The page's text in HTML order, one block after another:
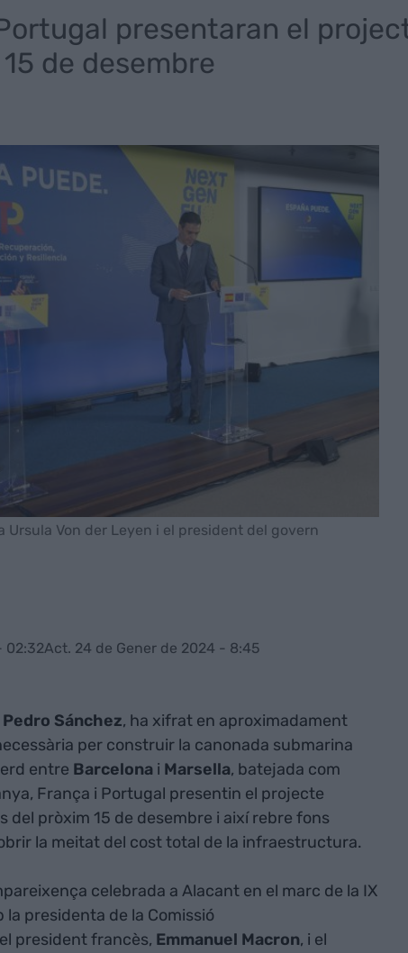
presentaran el
de desembre
Ursula Von der Leyen i el president del govern
02:32Act. 24 de Gener de 2024 - 8:45
Pedro Sánchez, ha xifrat en aproximadament
per construir la canonada submarina
entre Barcelonai Marsella, batejada com
França i Portugal presentin el projecte
del pròxim 15 de desembre i així rebre fons
la meitat del cost total de la infraestructura.
celebrada a Alacant en el marc de la IX
presidenta de la Comissió
president francès, Emmanuel Macron, i el